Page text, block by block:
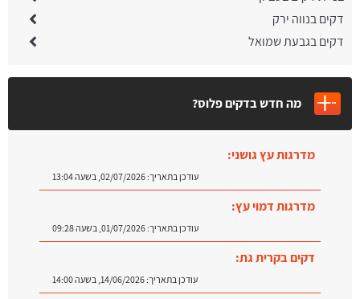
דקים בנווה ירק
דקים בגבעת שמואל
מה חדש בדקים פלוס?
מדרגות עץ גושני:
עודכן בתאריך:02/07/2026, בשעה 13:04
מדרגות דמוי עץ:
עודכן בתאריך:01/07/2026, בשעה 09:28
דקים בקרית גת:
עודכן בתאריך:14/06/2026, בשעה 14:00